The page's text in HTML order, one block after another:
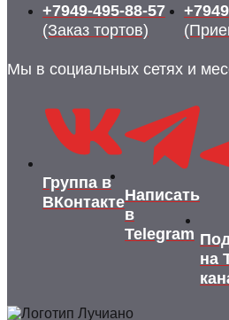
+7949-495-88-57
(Заказ тортов)
Мы в социальных сетях и
Группа в
ВКонтактеНаписать
в
Telegram
на